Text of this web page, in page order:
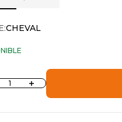
CHEVAL
la quantité
Augmenter la quantité